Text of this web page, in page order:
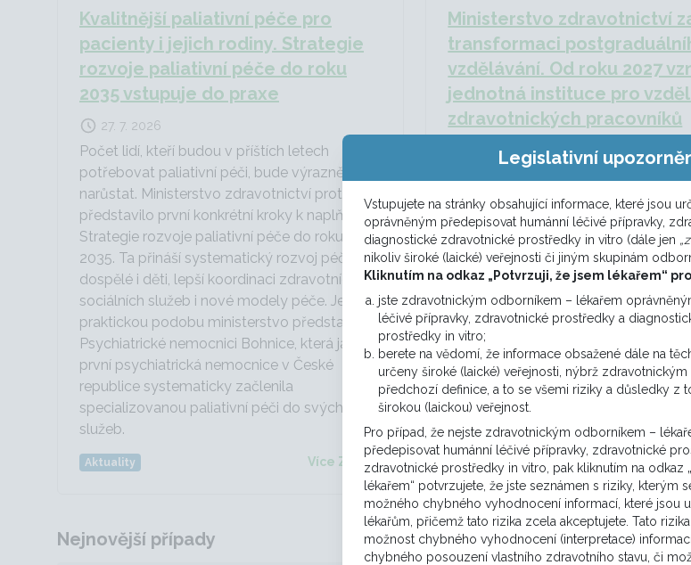
Kvalitnější paliativní péče pro
pacienty i jejich rodiny. Strategie
rozvoje paliativní péče do roku
2035 vstupuje do praxe
27. 7. 2026
Počet lidí, kteří budou v příštích letech
potřebovat paliativní péči, bude výrazně
narůstat. Ministerstvo zdravotnictví proto
představilo první konkrétní kroky k naplňování
Strategie rozvoje paliativní péče do roku
2035. Ta přináší systematický rozvoj péče pro
dospělé i děti, lepší koordinaci zdravotních a
sociálních služeb i nové modely péče. Jejich
praktickou podobu ministerstvo představilo v
Psychiatrické nemocnici Bohnice, která jako
první psychiatrická nemocnice v České
republice systematicky začlenila
specializovanou paliativní péči do svých
služeb.
Aktuality Více ZDE
Ministerstvo zdravotnictví
transformaci
vzdělávání. Od roku 2027
jednotná instituce pro
zdravotnických pracovníků
27. 7. 2026
transformační proces, jehož
od 1. ledna 2027 sloučení Institutu
postgraduálního vzdělávání ve
(IPVZ) a Národního centra
nelékařských zdravotnických oborů
NZO). Cílem je vytvořit moderní,
stabilní instituci pro celoživotní
lékařských i nelékařských
pracovníků.
Aktuality
Nejnovější případy
Legislativní
Vstupujete na stránky obsahující informace, které jsou
oprávněným předepisovat humánní léčivé přípravky,
diagnostické zdravotnické prostředky in vitro (dále jen
nikoliv široké (laické) veřejnosti či jiným skupinám
Kliknutím na odkaz „Potvrzuji, že jsem lékařem“
jste zdravotnickým odborníkem – lékařem
léčivé přípravky, zdravotnické prostředky a
prostředky in vitro;
berete na vědomí, že informace obsažené dále na
určeny široké (laické) veřejnosti, nýbrž
předchozí definice, a to se všemi riziky a důsledky z
širokou (laickou) veřejnost.
Pro případ, že nejste zdravotnickým odborníkem –
předepisovat humánní léčivé přípravky, zdravotnické
zdravotnické prostředky in vitro, pak kliknutím na odkaz
lékařem“ potvrzujete, že jste seznámen s riziky, kterým
možného chybného vyhodnocení informací, které jsou
lékařům, přičemž tato rizika zcela akceptujete. Tato
možnost chybného vyhodnocení (interpretace)
chybného posouzení vlastního zdravotního stavu, či